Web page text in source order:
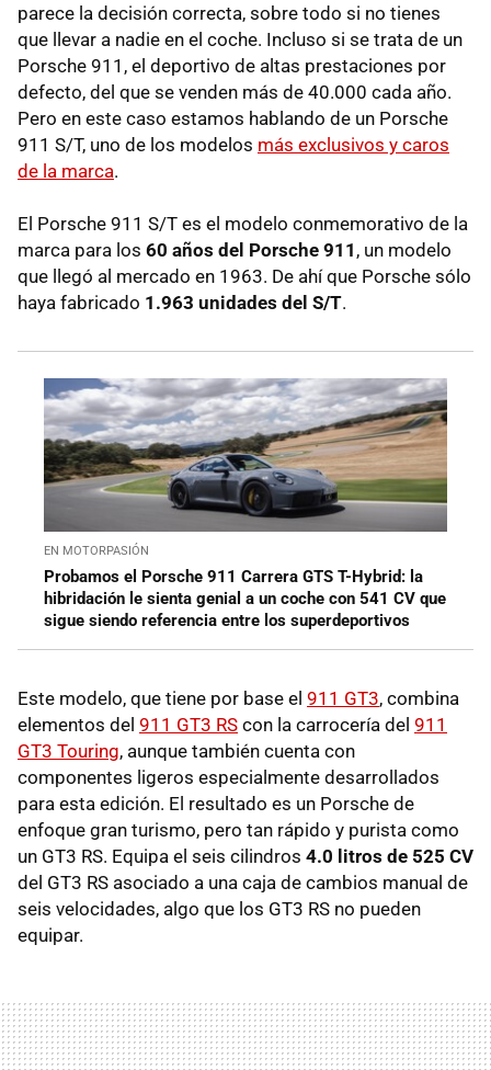
parece la decisión correcta, sobre todo si no tienes
que llevar a nadie en el coche. Incluso si se trata de un
Porsche 911, el deportivo de altas prestaciones por
defecto, del que se venden más de 40.000 cada año.
Pero en este caso estamos hablando de un Porsche
911 S/T, uno de los modelos más exclusivos y caros
de la marca.
El Porsche 911 S/T es el modelo conmemorativo de la
marca para los 60 años del Porsche 911 , un modelo
que llegó al mercado en 1963. De ahí que Porsche sólo
haya fabricado 1.963 unidades del S/T.
EN MOTORPASIÓN
Probamos el Porsche 911 Carrera GTS T-Hybrid: la
hibridación le sienta genial a un coche con 541 CV que
sigue siendo referencia entre los superdeportivos
Este modelo, que tiene por base el 911 GT3, combina
elementos del 911 GT3 RS con la carrocería del 911
GT3 Touring, aunque también cuenta con
componentes ligeros especialmente desarrollados
para esta edición. El resultado es un Porsche de
enfoque gran turismo, pero tan rápido y purista como
un GT3 RS. Equipa el seis cilindros 4.0 litros de 525 CV
del GT3 RS asociado a una caja de cambios manual de
seis velocidades, algo que los GT3 RS no pueden
equipar.